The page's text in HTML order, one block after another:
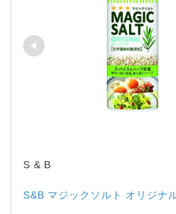
S & B
S&B マジックソルト オリジナ